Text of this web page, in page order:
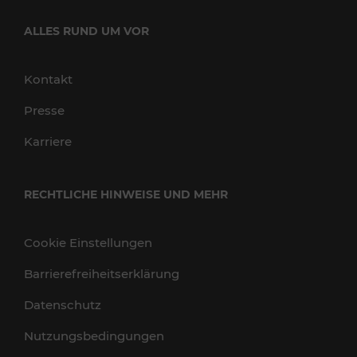
ALLES RUND UM VOR
Kontakt
Presse
Karriere
RECHTLICHE HINWEISE UND MEHR
Cookie Einstellungen
Barrierefreiheitserklärung
Datenschutz
Nutzungsbedingungen